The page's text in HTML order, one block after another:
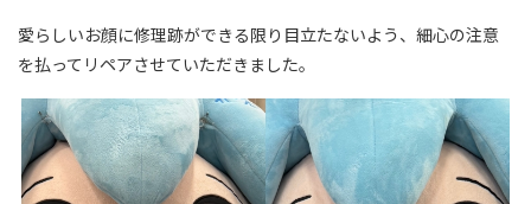
愛らしいお顔に修理跡ができる限り目立たないよう、細心の注意
を払ってリペアさせていただきました。